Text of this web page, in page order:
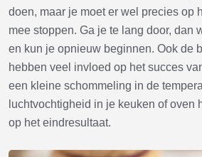
doen, maar je moet er wel precies op
mee stoppen. Ga je te lang door, dan
en kun je opnieuw beginnen. Ook de
hebben veel invloed op het succes
een kleine schommeling in de
luchtvochtigheid in je keuken of oven
op het eindresultaat.